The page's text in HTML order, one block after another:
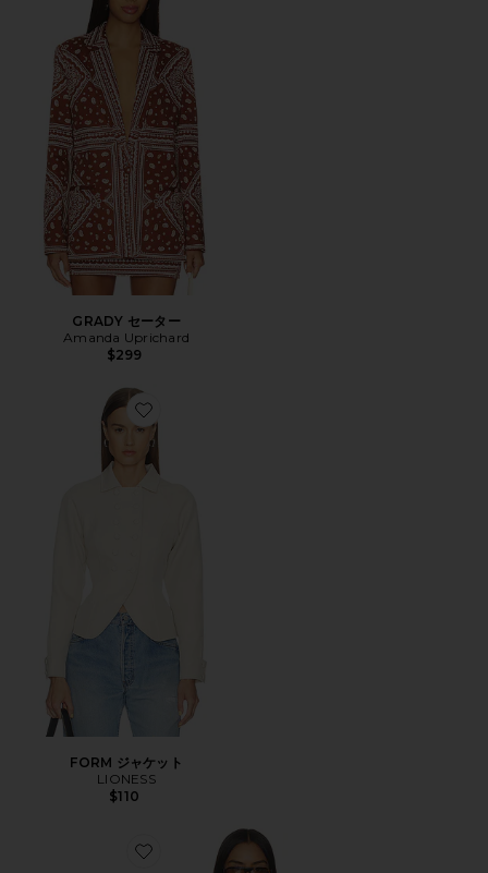
GRADY セーター
Amanda Uprichard
$299
Favorite FORM ジャケット
FORM ジャケット
LIONESS
$110
Favorite JOCELYN ジャケット